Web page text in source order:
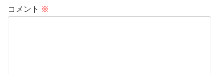
コメント ※